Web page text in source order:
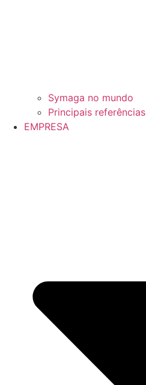
Symaga no mundo
Principais referências
EMPRESA